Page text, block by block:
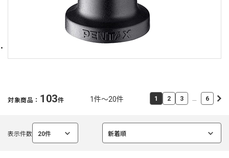
対象商品： 103件 1件～20件 1 2 3 … 6
表示件数 20件
選
新着順
選